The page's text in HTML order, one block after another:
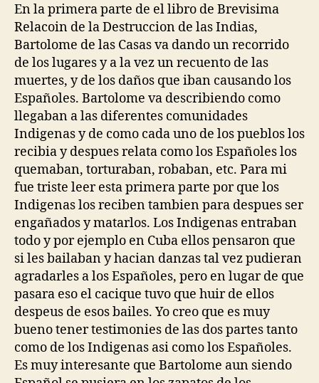
En la primera parte de el libro de Brevisima
Relacoin de la Destruccion de las Indias,
Bartolome de las Casas va dando un recorrido
de los lugares y a la vez un recuento de las
muertes, y de los daños que iban causando los
Españoles. Bartolome va describiendo como
llegaban a las diferentes comunidades
Indigenas y de como cada uno de los pueblos los
recibia y despues relata como los Españoles los
quemaban, torturaban, robaban, etc. Para mi
fue triste leer esta primera parte por que los
Indigenas los reciben tambien para despues ser
engañados y matarlos. Los Indigenas entraban
todo y por ejemplo en Cuba ellos pensaron que
si les bailaban y hacian danzas tal vez pudieran
agradarles a los Españoles, pero en lugar de que
pasara eso el cacique tuvo que huir de ellos
despeus de esos bailes. Yo creo que es muy
bueno tener testimonies de las dos partes tanto
como de los Indigenas asi como los Españoles.
Es muy interesante que Bartolome aun siendo